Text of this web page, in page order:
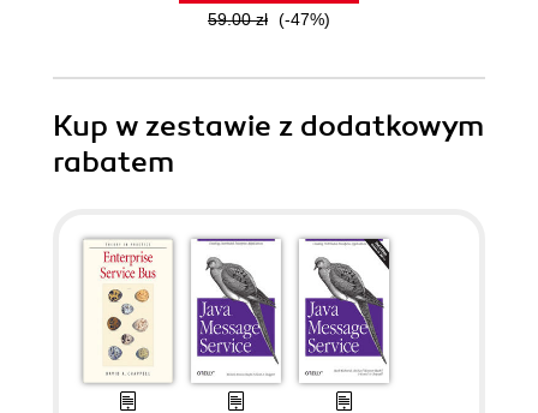
59.00 zł (-47%)
Kup w zestawie z dodatkowym
rabatem